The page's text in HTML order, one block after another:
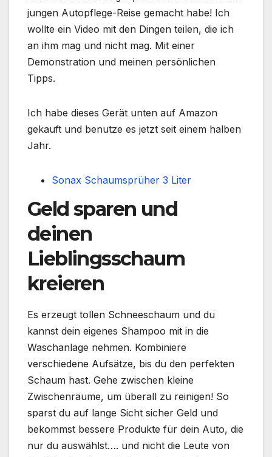
jungen Autopflege-Reise gemacht habe! Ich
wollte ein Video mit den Dingen teilen, die ich
an ihm mag und nicht mag. Mit einer
Demonstration und meinen persönlichen
Tipps.
Ich habe dieses Gerät unten auf Amazon
gekauft und benutze es jetzt seit einem halben
Jahr.
Sonax Schaumsprüher 3 Liter
Geld sparen und
deinen
Lieblingsschaum
kreieren
Es erzeugt tollen Schneeschaum und du
kannst dein eigenes Shampoo mit in die
Waschanlage nehmen. Kombiniere
verschiedene Aufsätze, bis du den perfekten
Schaum hast. Gehe zwischen kleine
Zwischenräume, um überall zu reinigen! So
sparst du auf lange Sicht sicher Geld und
bekommst bessere Produkte für dein Auto, die
nur du auswählst…. und nicht die Leute von